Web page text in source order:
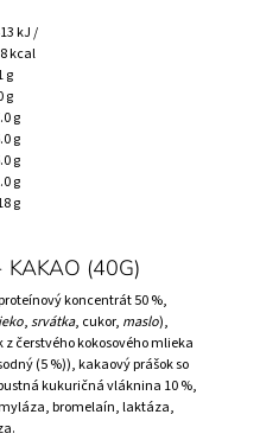
kJ /
kcal
g
g
g
g
g
g
g
KAKAO (40G)
koncentrát 50 %,
,srvátka, cukor, maslo),
čerstvého kokosového mlieka
(5 %)), kakaový prášok so
kukuričná vláknina 10 %,
bromelaín, laktáza,